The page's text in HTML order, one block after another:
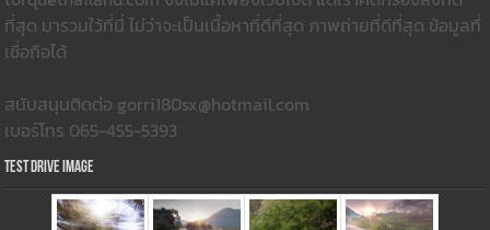
ที่สุด มารวมใว้ที่นี่ ไม่ว่าจะเป็นเนื้อหาที่ดีที่สุด ภาพถ่ายที่ดีที่สุด ข้อมูลที่
เชื่อถือได้
สนับสนุนติดต่อ gorri180sx@hotmail.com
เบอร์โทร 065-455-5393
Test Drive Image